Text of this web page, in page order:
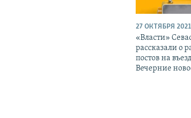
27 ОКТЯБРЯ 2021
«Власти»
рассказали о
постов на
Вечерние